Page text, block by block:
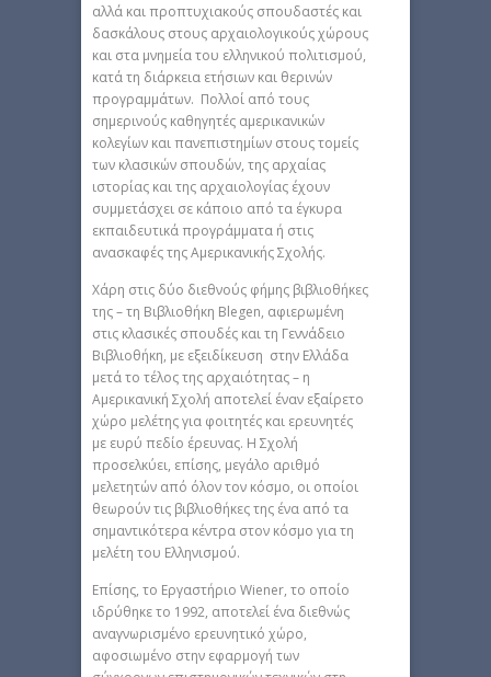
αλλά και προπτυχιακούς σπουδαστές και
δασκάλους στους αρχαιολογικούς χώρους
και στα μνημεία του ελληνικού πολιτισμού,
κατά τη διάρκεια ετήσιων και θερινών
προγραμμάτων. Πολλοί από τους
σημερινούς καθηγητές αμερικανικών
κολεγίων και πανεπιστημίων στους τομείς
των κλασικών σπουδών, της αρχαίας
ιστορίας και της αρχαιολογίας έχουν
συμμετάσχει σε κάποιο από τα έγκυρα
εκπαιδευτικά προγράμματα ή στις
ανασκαφές της Αμερικανικής Σχολής.
Χάρη στις δύο διεθνούς φήμης βιβλιοθήκες
της – τη Βιβλιοθήκη Blegen, αφιερωμένη
στις κλασικές σπουδές και τη Γεννάδειο
Βιβλιοθήκη, με εξειδίκευση στην Ελλάδα
μετά το τέλος της αρχαιότητας – η
Αμερικανική Σχολή αποτελεί έναν εξαίρετο
χώρο μελέτης για φοιτητές και ερευνητές
με ευρύ πεδίο έρευνας. Η Σχολή
προσελκύει, επίσης, μεγάλο αριθμό
μελετητών από όλον τον κόσμο, οι οποίοι
θεωρούν τις βιβλιοθήκες της ένα από τα
σημαντικότερα κέντρα στον κόσμο για τη
μελέτη του Ελληνισμού.
Επίσης, το Εργαστήριο Wiener, το οποίο
ιδρύθηκε το 1992, αποτελεί ένα διεθνώς
αναγνωρισμένο ερευνητικό χώρο,
αφοσιωμένο στην εφαρμογή των